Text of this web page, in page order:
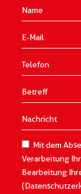
Mit dem
Verarbeitung
Bearbeitung